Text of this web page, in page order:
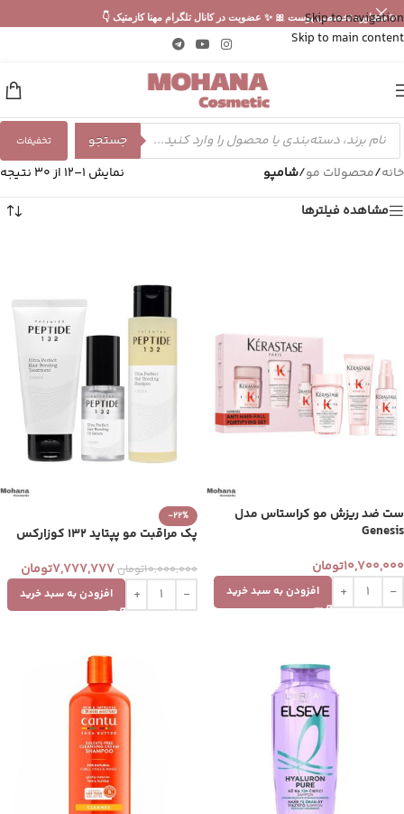
Skip to navigation
Skip to main content
✨ مشاوره تخصصی پوست 🎀 ✨ عضویت در کانال تلگرام مهنا کازمتیک 👇
جستجو تخفیفات
خانه/محصولات مو/شامپو
نمایش 1–12 از 30 نتیجه
مشاهده فیلترها
ست ضد ریزش مو کراستاس مدل
Genesis
10,700,000تومان
افزودن به سبد خرید
-22%
پک مراقبت مو پپتاید 132 کوزارکس
10,000,000تومان7,777,777تومان
افزودن به سبد خرید